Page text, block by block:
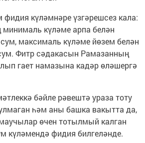
күләмнәре үзгәрешсез кала:
күләме арпа белән
максималь күләме йөзем белән
Фитр сәдакасын Рамазанның
гает намазына кадәр өләшергә
бәйле рәвештә ураза тоту
һәм аны башка вакытта да,
өчен тотылмый калган
күләмендә фидия билгеләнде.